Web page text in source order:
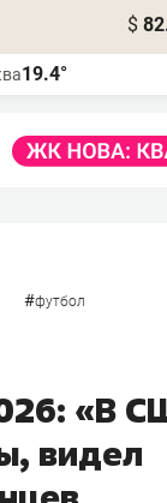
$
19.4°
#футбол
«В
видел